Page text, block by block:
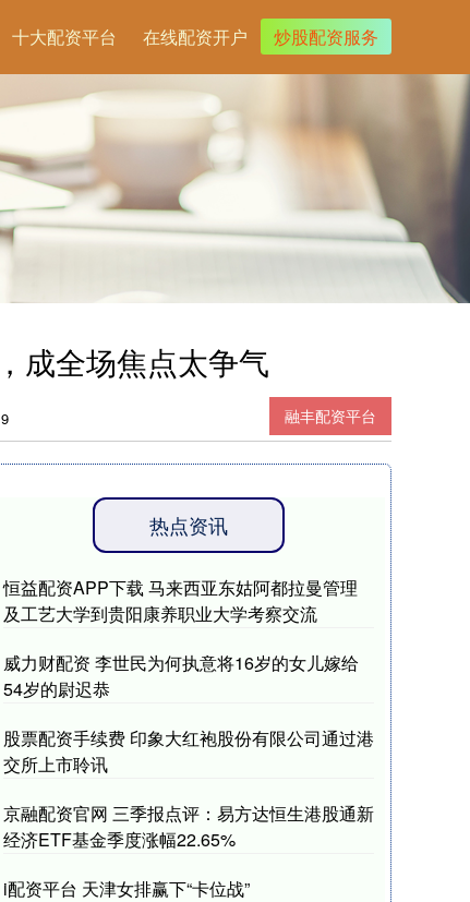
十大配资平台 在线配资开户 炒股配资服务
成全场焦点太争气
融丰配资平台
热点资讯
恒益配资APP下载 马来西亚东姑阿都拉曼管理
及工艺大学到贵阳康养职业大学考察交流
威力财配资 李世民为何执意将16岁的女儿嫁给
54岁的尉迟恭
股票配资手续费 印象大红袍股份有限公司通过港
交所上市聆讯
京融配资官网 三季报点评：易方达恒生港股通新
经济ETF基金季度涨幅22.65%
i配资平台 天津女排赢下“卡位战”